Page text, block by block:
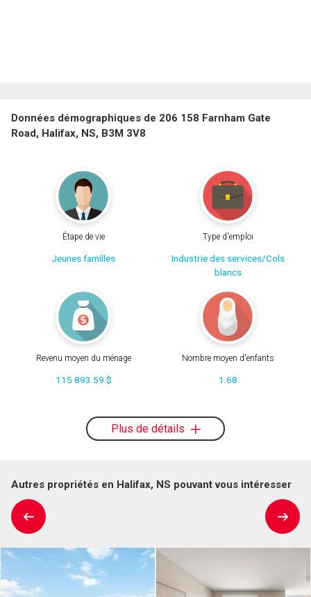
Données démographiques de 206 158 Farnham Gate
Road, Halifax, NS, B3M 3V8
Étape de vie
Jeunes familles
Type d'emploi
Industrie des services/Cols
blancs
Revenu moyen du ménage
115 893.59 $
Nombre moyen d'enfants
1.68
Plus de détails
Autres propriétés en Halifax, NS pouvant vous intéresser